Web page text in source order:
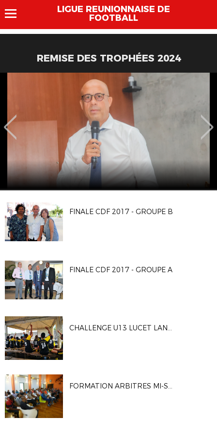
LIGUE REUNIONNAISE DE
FOOTBALL
REMISE DES TROPHÉES 2024
FINALE CDF 2017 - GROUPE B
FINALE CDF 2017 - GROUPE A
CHALLENGE U13 LUCET LANGENIER FCBSS
FORMATION ARBITRES MI-SAISON (3 ET 5 OCTOBRE 2017)